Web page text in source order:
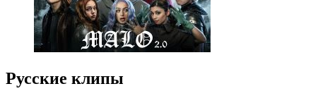
Русские клипы